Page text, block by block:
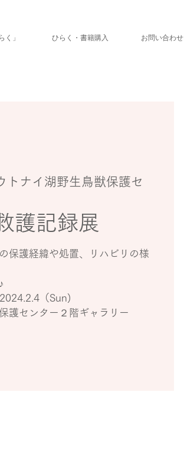
く」 ひらく・書籍購入 お問い合わせ
トナイ湖野生鳥獣保護セ
護記録展
保護経緯や処置、リハビリの様
（Sun)
護センター２階ギャラリー